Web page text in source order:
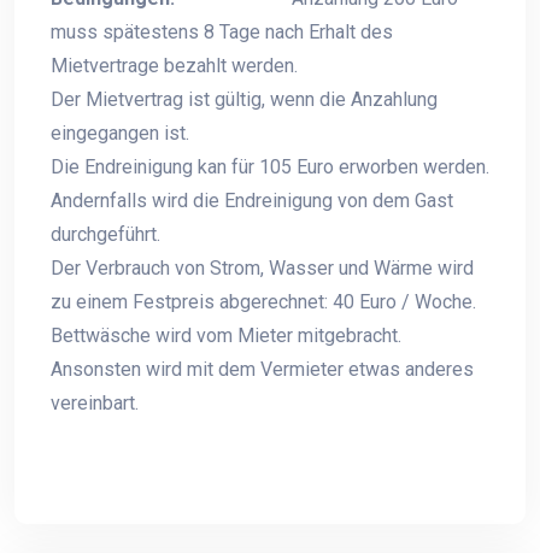
muss spätestens 8 Tage nach Erhalt des
Mietvertrage bezahlt werden.
Der Mietvertrag ist gültig, wenn die Anzahlung
eingegangen ist.
Die Endreinigung kan für 105 Euro erworben werden.
Andernfalls wird die Endreinigung von dem Gast
durchgeführt.
Der Verbrauch von Strom, Wasser und Wärme wird
zu einem Festpreis abgerechnet: 40 Euro / Woche.
Bettwäsche wird vom Mieter mitgebracht.
Ansonsten wird mit dem Vermieter etwas anderes
vereinbart.